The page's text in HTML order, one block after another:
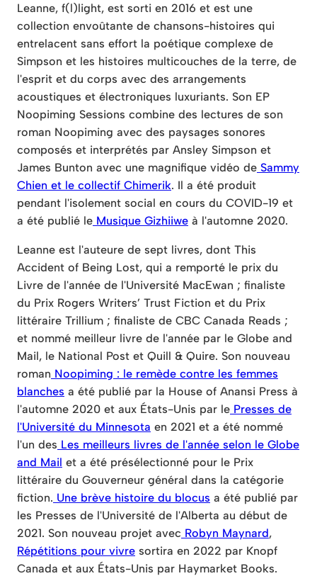
Leanne, f(l)light, est sorti en 2016 et est une
collection envoûtante de chansons-histoires qui
entrelacent sans effort la poétique complexe de
Simpson et les histoires multicouches de la terre, de
l'esprit et du corps avec des arrangements
acoustiques et électroniques luxuriants. Son EP
Noopiming Sessions combine des lectures de son
roman Noopiming avec des paysages sonores
composés et interprétés par Ansley Simpson et
James Bunton avec une magnifique vidéo de Sammy
Chien et le collectif Chimerik. Il a été produit
pendant l'isolement social en cours du COVID-19 et
a été publié le Musique Gizhiiwe à l'automne 2020.
Leanne est l'auteure de sept livres, dont This
Accident of Being Lost, qui a remporté le prix du
Livre de l'année de l'Université MacEwan ; finaliste
du Prix Rogers Writers’ Trust Fiction et du Prix
littéraire Trillium ; finaliste de CBC Canada Reads ;
et nommé meilleur livre de l'année par le Globe and
Mail, le National Post et Quill & Quire. Son nouveau
roman Noopiming : le remède contre les femmes
blanches a été publié par la House of Anansi Press à
l'automne 2020 et aux États-Unis par le Presses de
l'Université du Minnesota en 2021 et a été nommé
l'un des Les meilleurs livres de l'année selon le Globe
and Mail et a été présélectionné pour le Prix
littéraire du Gouverneur général dans la catégorie
fiction. Une brève histoire du blocus a été publié par
les Presses de l'Université de l'Alberta au début de
2021. Son nouveau projet avec Robyn Maynard,
Répétitions pour vivre sortira en 2022 par Knopf
Canada et aux États-Unis par Haymarket Books.